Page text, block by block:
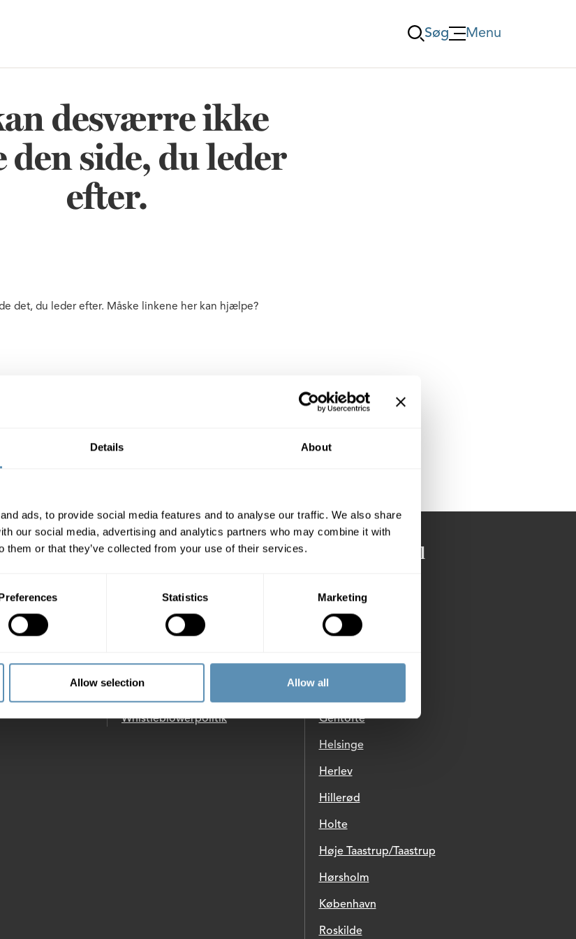
Details About
ads, to provide social media features and to analyse our traffic. We also share
our social media, advertising and analytics partners who may combine it with
them or that they’ve collected from your use of their services.
Statistics Marketing
Allow selection Allow all
Søg
Öppna Menu
Menu
desværre ikke
den side, du leder
efter.
det, du leder efter. Måske linkene her kan hjælpe?
lejer Hvem er vi
Job og karriere
Nyheder
Whistleblowerpolitik
Ledige lejemål
Amager
Ballerup
Birkerød
Gentofte
Helsinge
Herlev
Hillerød
Holte
Høje Taastrup/Taastrup
Hørsholm
København
Roskilde